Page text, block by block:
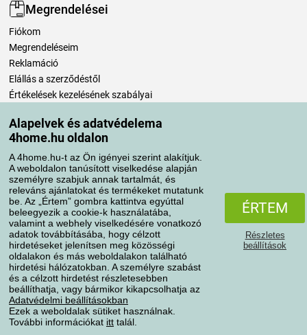
Alapelvek és adatvédelema
4home.hu oldalon
A 4home.hu-t az Ön igényei szerint alakítjuk.
A weboldalon tanúsított viselkedése alapján
személyre szabjuk annak tartalmát, és
releváns ajánlatokat és termékeket mutatunk
be. Az „Értem” gombra kattintva egyúttal
beleegyezik a cookie-k használatába,
valamint a webhely viselkedésére vonatkozó
adatok továbbításába, hogy célzott
hirdetéseket jelenítsen meg közösségi
oldalakon és más weboldalakon található
hirdetési hálózatokban. A személyre szabást
és a célzott hirdetést részletesebben
beállíthatja, vagy bármikor kikapcsolhatja az
Adatvédelmi beállításokban
Ezek a weboldalak sütiket használnak.
További információkat itt talál.
ÉRTEM
Részletes
beállítások
Megrendelései
Fiókom
Megrendeléseim
Reklamáció
Elállás a szerződéstől
Értékelések kezelésének szabályai
Szállítási módok
Fizetési módok
AdatvédelemSüti szabályzat
Minden jog fenntartva © 2004-2026 4home, a.s.